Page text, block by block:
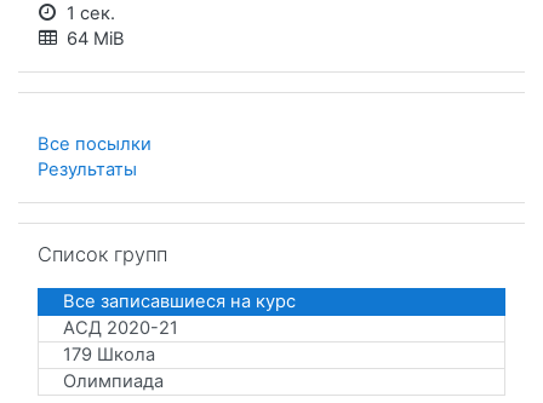
1 сек.
64 MiB
Все посылки
Результаты
Список групп
Все записавшиеся на курс
АСД 2020-21
179 Школа
Олимпиада